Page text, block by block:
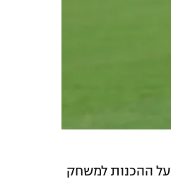
על ההכנות למשחק